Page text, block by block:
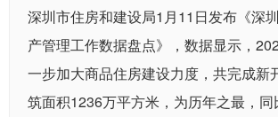
深圳市住房和建设局1月11日发布《深
产管理工作数据盘点》，数据显示，
一步加大商品住房建设力度，共完成新
筑面积1236万平方米，为历年之最，同